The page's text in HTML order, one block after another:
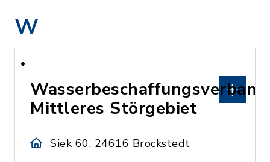
W
Wasserbeschaffungsverband
Mittleres Störgebiet
Siek 60, 24616 Brockstedt